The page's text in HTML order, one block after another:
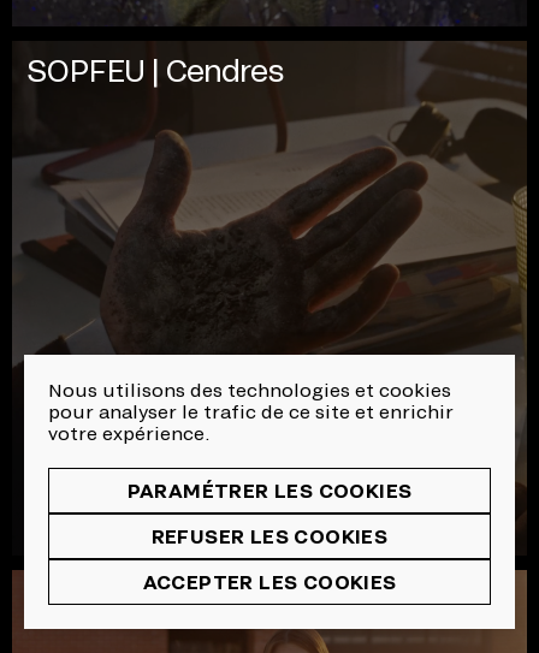
Nous utilisons des technologies et cookies
pour analyser le trafic de ce site et enrichir
votre expérience.
PARAMÉTRER LES COOKIES
REFUSER LES COOKIES
ACCEPTER LES COOKIES
SOPFEU | Cendres
SAAQ | Sécurité Routière